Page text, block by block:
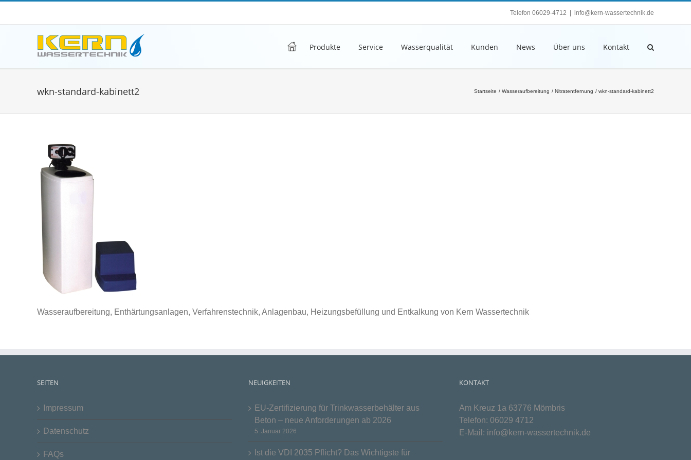
Telefon 06029-4712 info@kern-wassertechnik.de
h Produkte Service Wasserqualität Kunden News Über uns Kontakt
wkn-standard-kabinett2 Startseite Wasseraufbereitung Nitratentfernung wkn-standard-kabinett2
Wasseraufbereitung, Enthärtungsanlagen, Verfahrenstechnik, Anlagenbau, Heizungsbefüllung und Entkalkung von Kern Wassertechnik
SEITEN
Impressum
Datenschutz
FAQs
NEUIGKEITEN
EU-Zertifizierung für Trinkwasserbehälter aus
Beton – neue Anforderungen ab 2026
5. Januar 2026
Ist die VDI 2035 Pflicht? Das Wichtigste für
KONTAKT
Am Kreuz 1a 63776 Mömbris
Telefon:06029 4712
E-Mail: info@kern-wassertechnik.de